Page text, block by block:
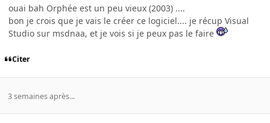
ouai bah Orphée est un peu vieux (2003) ....
bon je crois que je vais le créer ce logiciel.... je récup Visual
Studio sur msdnaa, et je vois si je peux pas le faire
Citer
3 semaines après...